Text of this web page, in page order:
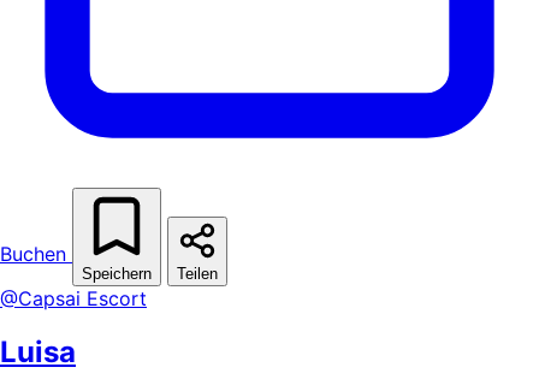
Buchen
Speichern Teilen
@Capsai Escort
Luisa